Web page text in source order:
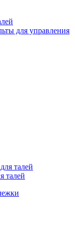
для управления
талей